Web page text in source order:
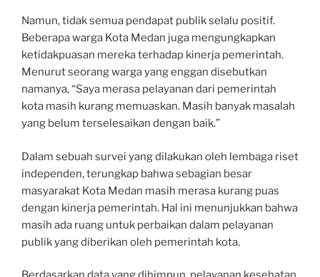
Namun, tidak semua pendapat publik selalu positif.
Beberapa warga Kota Medan juga mengungkapkan
ketidakpuasan mereka terhadap kinerja pemerintah.
Menurut seorang warga yang enggan disebutkan
namanya, “Saya merasa pelayanan dari pemerintah
kota masih kurang memuaskan. Masih banyak masalah
yang belum terselesaikan dengan baik.”
Dalam sebuah survei yang dilakukan oleh lembaga riset
independen, terungkap bahwa sebagian besar
masyarakat Kota Medan masih merasa kurang puas
dengan kinerja pemerintah. Hal ini menunjukkan bahwa
masih ada ruang untuk perbaikan dalam pelayanan
publik yang diberikan oleh pemerintah kota.